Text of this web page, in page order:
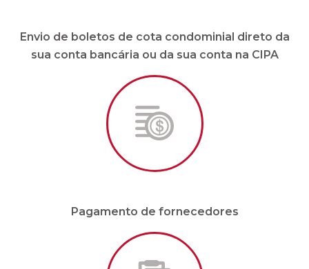
Envio de boletos de cota condominial direto da
sua conta bancária ou da sua conta na CIPA
Pagamento de fornecedores